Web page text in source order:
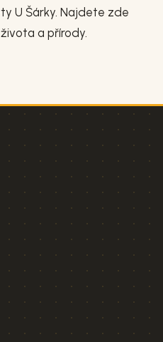
U Šárky. Najdete zde
a přírody.